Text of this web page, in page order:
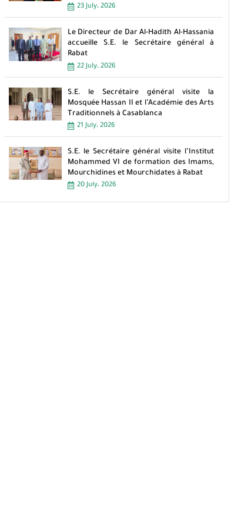
23 July، 2026
Le Directeur de Dar Al-Hadith Al-Hassania
accueille S.E. le Secrétaire général à
Rabat
22 July، 2026
S.E. le Secrétaire général visite la
Mosquée Hassan II et l’Académie des Arts
Traditionnels à Casablanca
21 July، 2026
S.E. le Secrétaire général visite l’Institut
Mohammed VI de formation des Imams,
Mourchidines et Mourchidates à Rabat
20 July، 2026